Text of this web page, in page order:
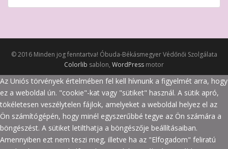
© 2016 Minden jog fenntartva! Óbuda-Békásmegyer Védőnői Szolgálata
Colorlib sablon, WordPress motor
Az Uniós törvények értelmében fel kell hívnunk a figyelmét arra, hogy
ez a weboldal ún. "cookie"-kat vagy "sütiket" használ. A sütik apró,
tökéletesen veszélytelen fájlok, amelyeket a weboldal helyez el az
Ön számítógépén, hogy minél egyszerűbbé tegye az Ön számára a
böngészést. A sütiket letilthatja a böngészője beállításaiban.
Amennyiben ezt nem teszi meg, illetve ha az "Elfogadom" feliratú